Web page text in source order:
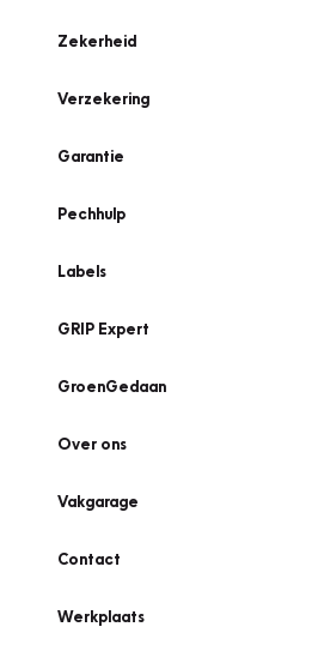
Zekerheid
Verzekering
Garantie
Pechhulp
Labels
GRIP Expert
GroenGedaan
Over ons
Vakgarage
Contact
Werkplaats